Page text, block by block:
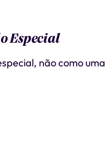
Especial
não como uma